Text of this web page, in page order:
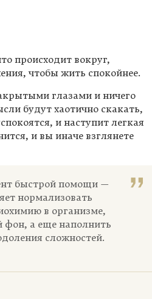
происходит вокруг,
чтобы жить спокойнее.
глазами и ничего
будут хаотично скакать,
и наступит легкая
и вы иначе взглянете
быстрой помощи —
нормализовать
в организме,
фон, а еще наполнить
сложностей.